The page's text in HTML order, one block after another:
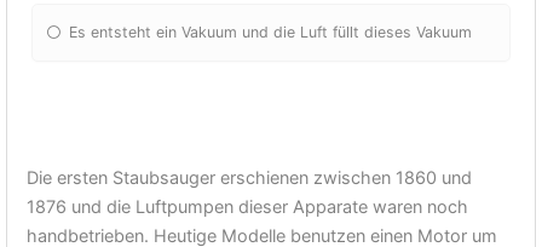
Es entsteht ein Vakuum und die Luft füllt dieses Vakuum
Die ersten Staubsauger erschienen zwischen 1860 und
1876 und die Luftpumpen dieser Apparate waren noch
handbetrieben. Heutige Modelle benutzen einen Motor um